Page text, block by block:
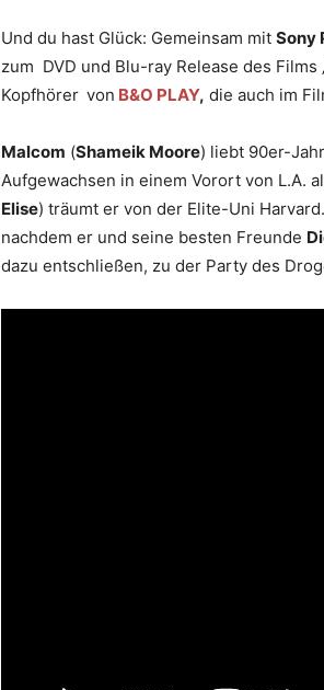
Und du hast Glück: Gemeinsam mit Sony
zum DVD und Blu-ray Release des Films
Kopfhörer von B&O PLAY, die auch im
Malcom (Shameik Moore) liebt 90er-
Aufgewachsen in einem Vorort von L.A.
Elise) träumt er von der Elite-Uni
nachdem er und seine besten Freunde
dazu entschließen, zu der Party des